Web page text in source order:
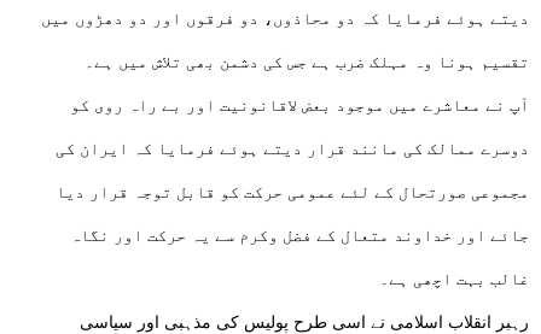
دیتے ہوئے فرمایا کہ دو محاذوں، دو فرقوں اور دو دھڑوں میں
تقسیم ہونا وہ مہلک ضرب ہے جس کی دشمن بھی تلاش میں ہے۔
آپ نے معاشرے میں موجود بعض لاقانونیت اور بے راہ روی کو
دوسرے ممالک کی مانند قرار دیتے ہوئے فرمایا کہ ایران کی
مجموعی صورتحال کے لئے عمومی حرکت کو قابل توجہ قرار دیا
جائے اور خداوند متعال کے فضل وکرم سے یہ حرکت اور نگاہ
غالب بہت اچھی ہے۔
رہبر انقلاب اسلامی نے اسی طرح پولیس کی مذہبی اور سیاسی